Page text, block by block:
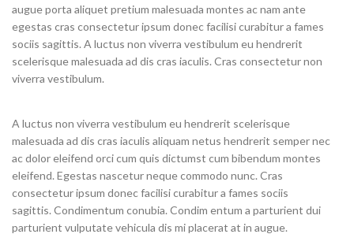
augue porta aliquet pretium malesuada montes ac nam ante
egestas cras consectetur ipsum donec facilisi curabitur a fames
sociis sagittis. A luctus non viverra vestibulum eu hendrerit
scelerisque malesuada ad dis cras iaculis. Cras consectetur non
viverra vestibulum.
A luctus non viverra vestibulum eu hendrerit scelerisque
malesuada ad dis cras iaculis aliquam netus hendrerit semper nec
ac dolor eleifend orci cum quis dictumst cum bibendum montes
eleifend. Egestas nascetur neque commodo nunc. Cras
consectetur ipsum donec facilisi curabitur a fames sociis
sagittis. Condimentum conubia. Condim entum a parturient dui
parturient vulputate vehicula dis mi placerat at in augue.